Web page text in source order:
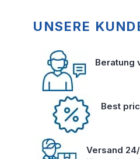
UNSERE
Beratung
Best
Versand